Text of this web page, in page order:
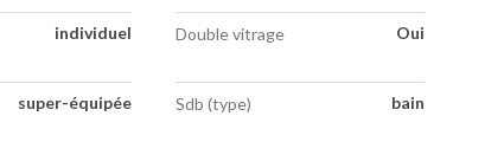
individuel Double vitrage Oui
super-équipée Sdb (type) bain